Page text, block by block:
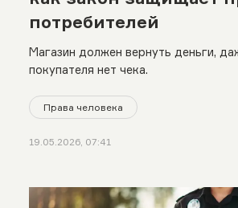
потребителей
Магазин должен вернуть деньги,
покупателя нет чека.
Права человека
19.05.2026, 07:41